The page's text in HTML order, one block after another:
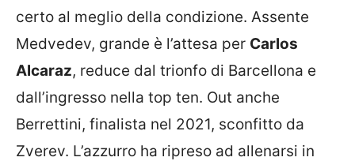
certo al meglio della condizione. Assente
Medvedev, grande è l’attesa per Carlos
Alcaraz, reduce dal trionfo di Barcellona e
dall’ingresso nella top ten. Out anche
Berrettini, finalista nel 2021, sconfitto da
Zverev. L’azzurro ha ripreso ad allenarsi in